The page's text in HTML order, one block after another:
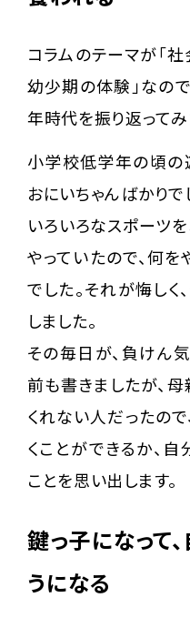
コラムのテーマが「
幼少期の体験」なの
年時代を振り返ってみ
小学校低学年の頃の
おにいちゃんばかりで
いろいろなスポーツ
やっていたので、何を
でした。それが悔しく
しました。
その毎日が、負けん
前も書きましたが、
くれない人だったの
くことができるか、
ことを思い出します。
鍵っ子になって
うになる